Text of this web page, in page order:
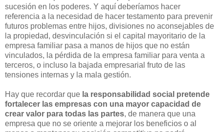
sucesión en los poderes. Y aquí deberíamos hacer
referencia a la necesidad de hacer testamento para prevenir
futuros problemas entre hijos, divisiones no aconsejables de
la propiedad, desvinculación si el capital mayoritario de la
empresa familiar pasa a manos de hijos que no están
vinculados, la pérdida de la empresa familiar para venta a
terceros, o incluso la bajada empresarial fruto de las
tensiones internas y la mala gestión.
Hay que recordar que la responsabilidad social pretende
fortalecer las empresas con una mayor capacidad de
crear valor para todas las partes, de manera que una
empresa que no se oriente a mejorar los beneficios o al